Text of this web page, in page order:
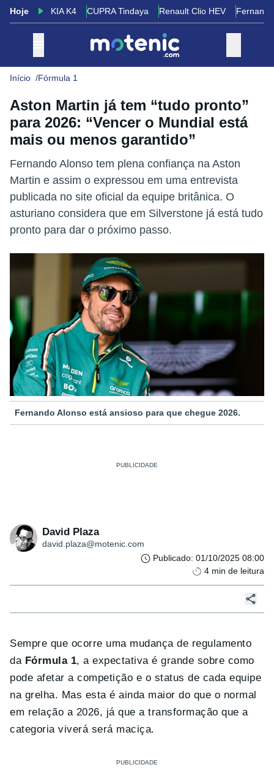
Hoje KIA K4 CUPRA Tindaya Renault Clio HEV
Início Fórmula 1
Aston Martin já tem “tudo pronto”
para 2026: “Vencer o Mundial está
mais ou menos garantido”
Fernando Alonso tem plena confiança na Aston
Martin e assim o expressou em uma entrevista
publicada no site oficial da equipe britânica. O
asturiano considera que em Silverstone já está tudo
pronto para dar o próximo passo.
Fernando Alonso está ansioso para que chegue 2026.
David Plaza
david.plaza@motenic.com
Publicado: 01/10/2025 08:00
4 min de leitura
Sempre que ocorre uma mudança de regulamento
da Fórmula 1, a expectativa é grande sobre como
pode afetar a competição e o status de cada equipe
na grelha. Mas esta é ainda maior do que o normal
em relação a 2026, já que a transformação que a
categoria viverá será maciça.